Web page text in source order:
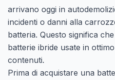
arrivano oggi in
incidenti o danni alla
batteria. Questo significa
batterie ibride usate in
contenuti.
Prima di acquistare una